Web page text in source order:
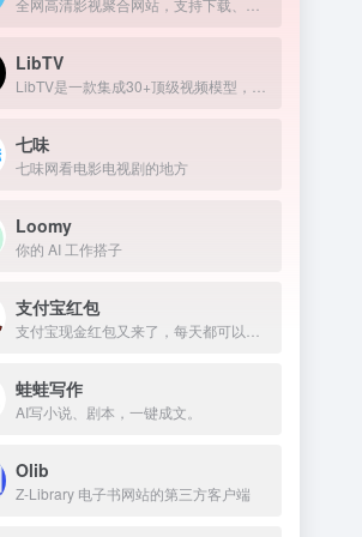
LibTV
七味
七味网看电影电视剧的地方
Loomy
你的 AI 工作搭子
支付宝红包
蛙蛙写作
AI写小说、剧本，一键成文。
Olib
Z-Library 电子书网站的第三方客户端